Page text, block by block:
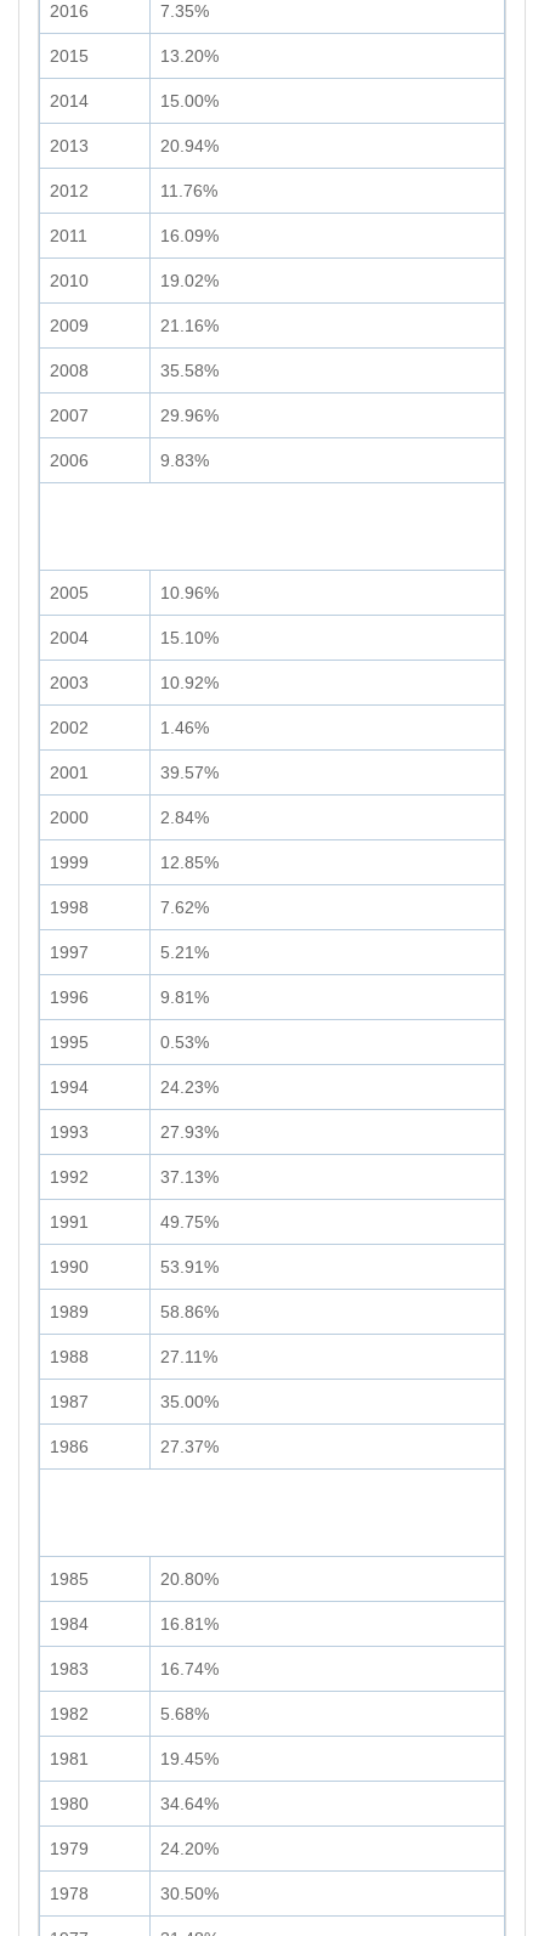
2016 7.35%
2015 13.20%
2014 15.00%
2013 20.94%
2012 11.76%
2011 16.09%
2010 19.02%
2009 21.16%
2008 35.58%
2007 29.96%
2006 9.83%
2005 10.96%
2004 15.10%
2003 10.92%
2002 1.46%
2001 39.57%
2000 2.84%
1999 12.85%
1998 7.62%
1997 5.21%
1996 9.81%
1995 0.53%
1994 24.23%
1993 27.93%
1992 37.13%
1991 49.75%
1990 53.91%
1989 58.86%
1988 27.11%
1987 35.00%
1986 27.37%
1985 20.80%
1984 16.81%
1983 16.74%
1982 5.68%
1981 19.45%
1980 34.64%
1979 24.20%
1978 30.50%